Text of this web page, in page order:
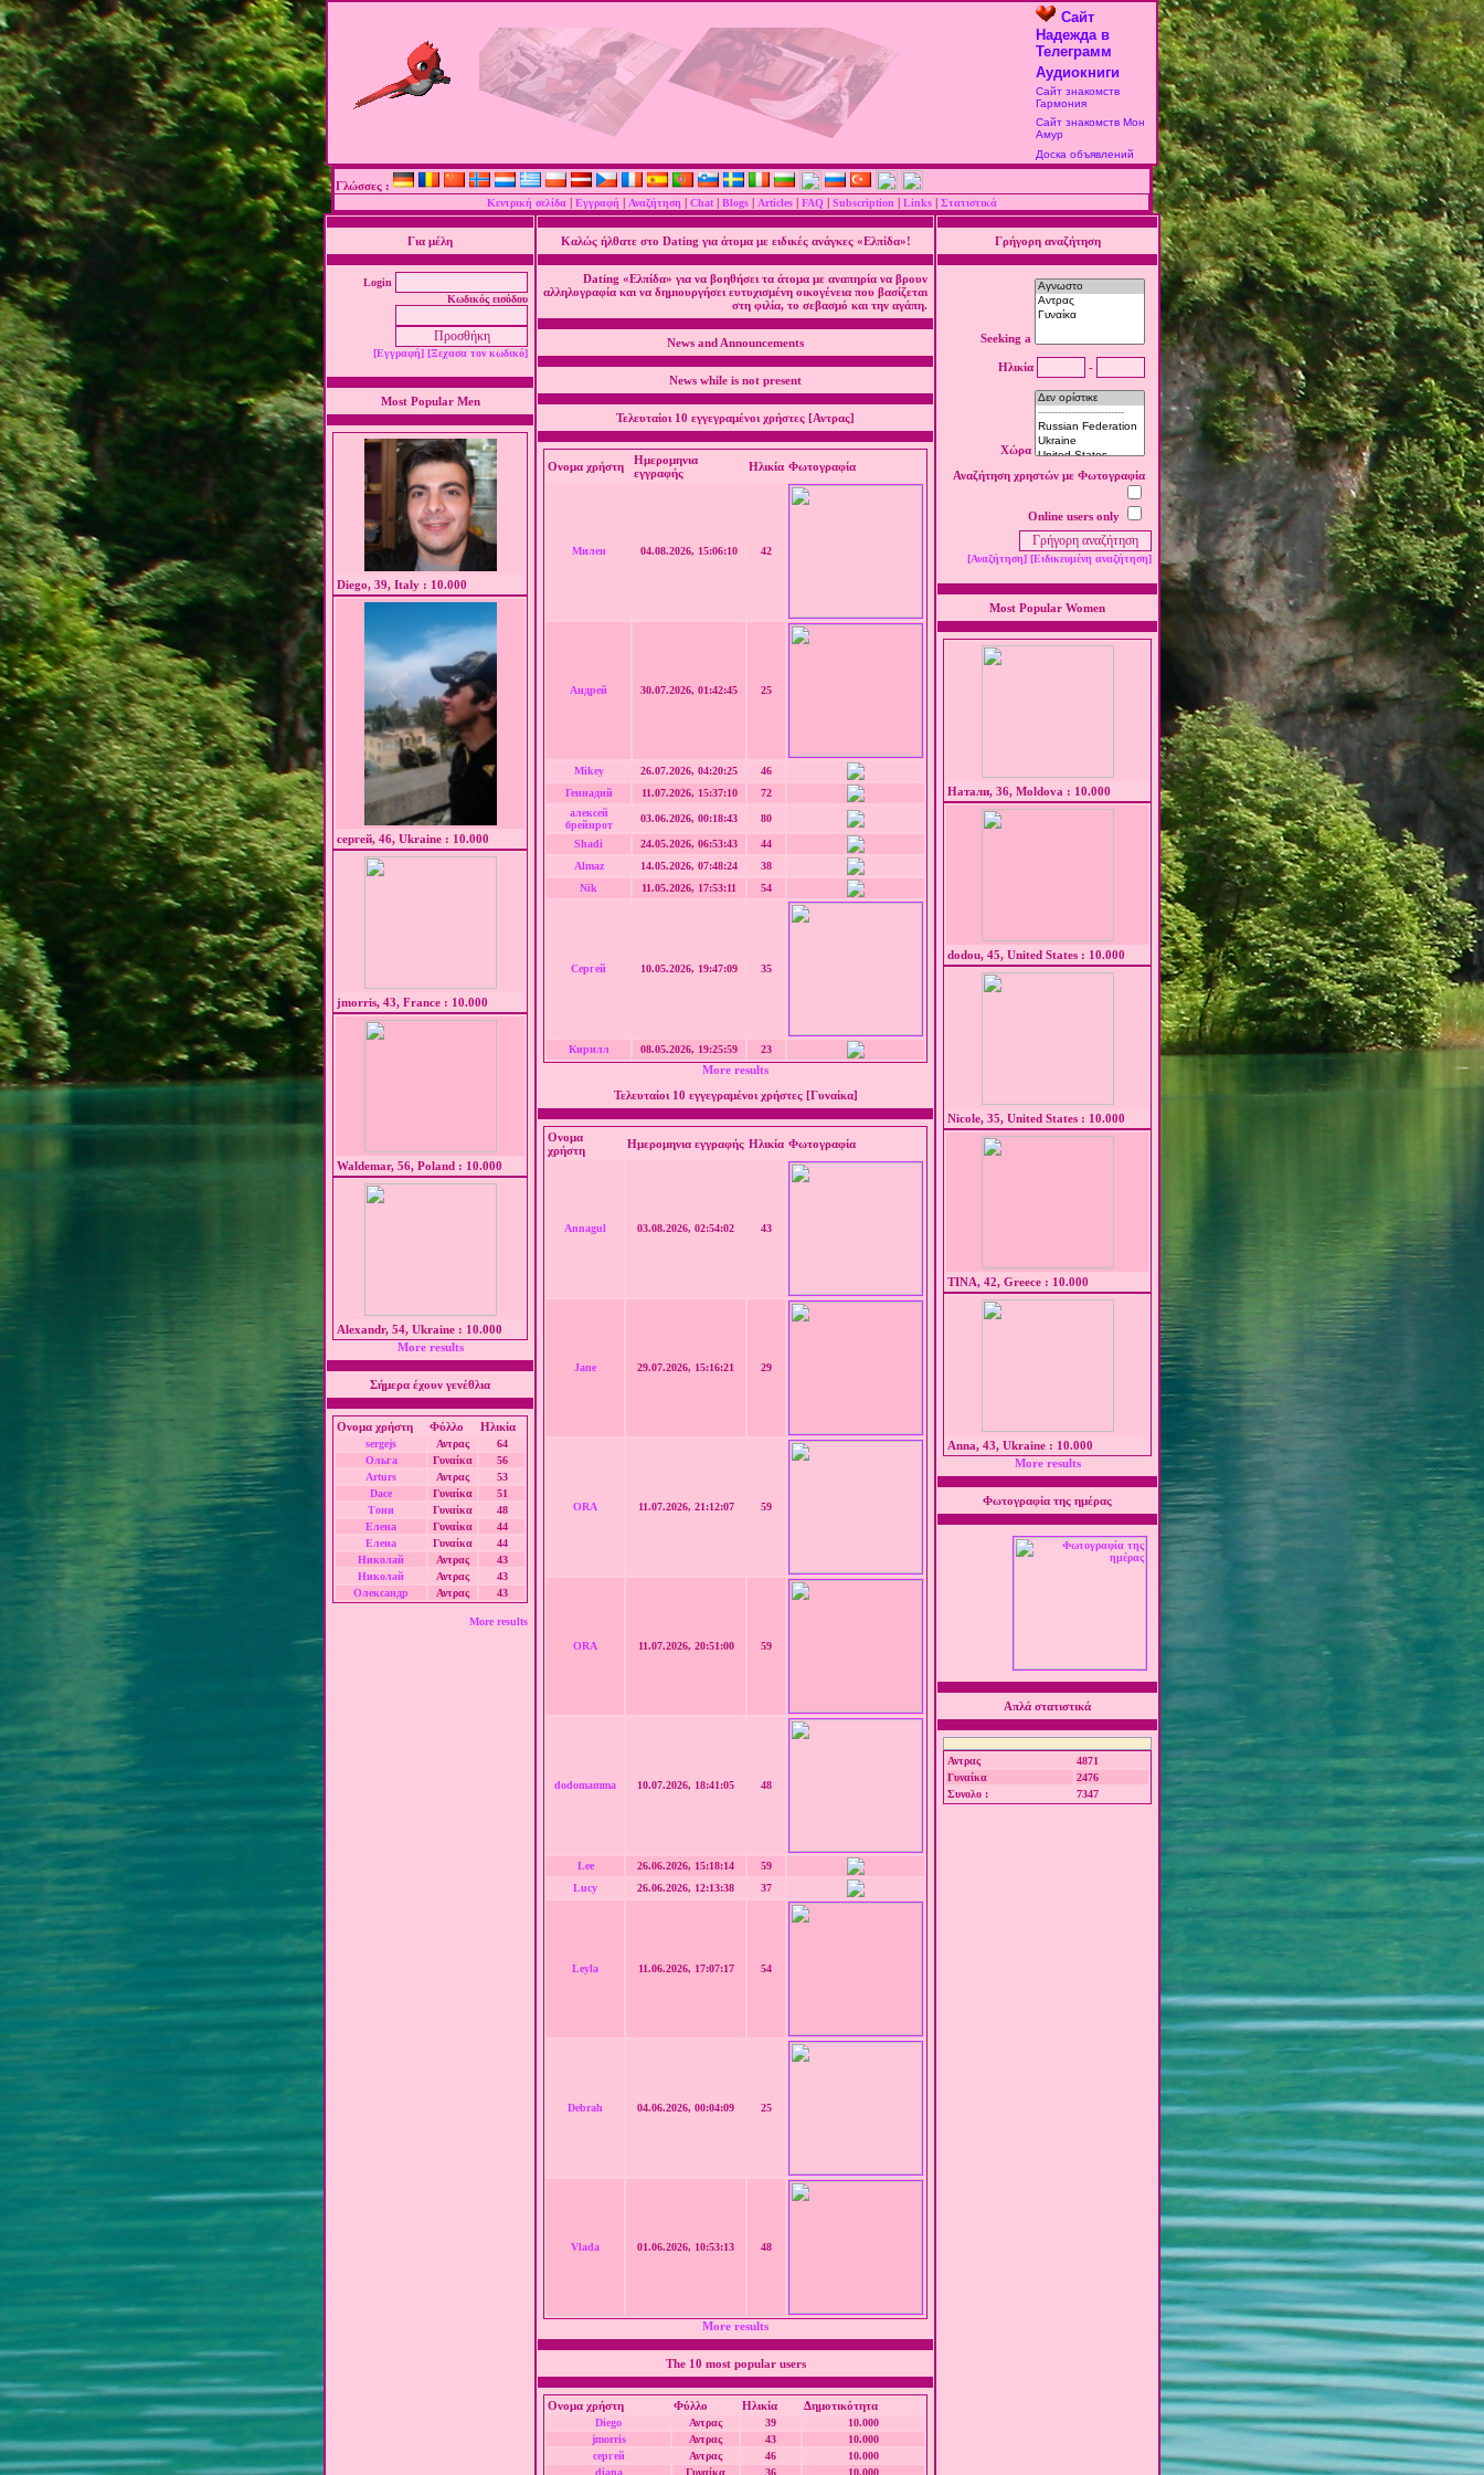
Сайт
Надежда в
Телеграмм
Аудиокниги
Сайт знакомств
Гармония
Сайт знакомств Мон
Амур
Доска объявлений
Γλώσσες :
Κεντρική σελίδα| Εγγραφή | Αναζήτηση | Chat| Blogs| Articles| FAQ| Subscription | Links| Στατιστικά
Για μέλη
Login
Κωδικός εισόδου
[Εγγραφή] [Ξεχασα τον κωδικό]
Most Popular Men
Diego, 39, Italy : 10.000
сергей, 46, Ukraine : 10.000
jmorris, 43, France : 10.000
Waldemar, 56, Poland : 10.000
Alexandr, 54, Ukraine : 10.000
More results
Σήμερα έχουν γενέθλια
Ονομα χρήστη Φύλλο Ηλικία
sergejs Αντρας
64
Ольга
Γυναίκα
56
Arturs
Αντρας
53
Dace
Γυναίκα
51
Тони
Γυναίκα
48
Елена
Γυναίκα
44
Елена
Γυναίκα
44
Николай
Αντρας
43
Николай
Αντρας
43
Олександр
Αντρας 43
More results
Καλώς ήλθατε στο Dating για άτομα με ειδικές ανάγκες «Ελπίδα»!
Dating «Ελπίδα» για να βοηθήσει τα άτομα με αναπηρία να βρουν
αλληλογραφία και να δημιουργήσει ευτυχισμένη οικογένεια που βασίζεται
στη φιλία, το σεβασμό και την αγάπη.
News and Announcements
News while is not present
Τελευταίοι 10 εγγεγραμένοι χρήστες [Αντρας]
Ονομα χρήστη
Ημερομηνια
εγγραφής
Ηλικία Φωτογραφία
Милен 04.08.2026, 15:06:10 42
Андрей 30.07.2026, 01:42:45 25
Mikey 26.07.2026, 04:20:25
46
Геннадий
11.07.2026, 15:37:10
72
алексей
брейнрот
03.06.2026, 00:18:43 80
Shadi 24.05.2026, 06:53:43
44
Almaz
14.05.2026, 07:48:24
38
Nik
11.05.2026, 17:53:11 54
Сергей 10.05.2026, 19:47:09 35
Кирилл 08.05.2026, 19:25:59 23
More results
Τελευταίοι 10 εγγεγραμένοι χρήστες [Γυναίκα]
Ονομα
χρήστη
Ημερομηνια εγγραφής Ηλικία Φωτογραφία
Annagul 03.08.2026, 02:54:02 43
Jane 29.07.2026, 15:16:21 29
ORA 11.07.2026, 21:12:07 59
ORA 11.07.2026, 20:51:00 59
dodomamma 10.07.2026, 18:41:05 48
Lee 26.06.2026, 15:18:14
59
Lucy
26.06.2026, 12:13:38 37
Leyla 11.06.2026, 17:07:17 54
Debrah 04.06.2026, 00:04:09 25
Vlada 01.06.2026, 10:53:13 48
More results
The 10 most popular users
Ονομα χρήστη Φύλλο Ηλικία Δημοτικότητα
Diego Αντρας 39
10.000
jmorris
Αντρας 43
10.000
сергей
Αντρας 46
10.000
diana
Γυναίκα 36 10.000
Γρήγορη αναζήτηση
Seeking a
Ηλικία -
Χώρα
Αναζήτηση χρηστών με Φωτογραφία
Online users only
[Αναζήτηση] [Ειδικευμένη αναζήτηση]
Most Popular Women
Натали, 36, Moldova : 10.000
dodou, 45, United States : 10.000
Nicole, 35, United States : 10.000
TINA, 42, Greece : 10.000
Anna, 43, Ukraine : 10.000
More results
Φωτογραφία της ημέρας
Απλά στατιστικά
Αντρας
4871
Γυναίκα
2476
Συνολο :
7347